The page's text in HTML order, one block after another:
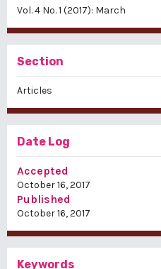
Vol. 4 No. 1 (2017): March
Section
Articles
Date Log
Accepted
October 16, 2017
Published
October 16, 2017
Keywords